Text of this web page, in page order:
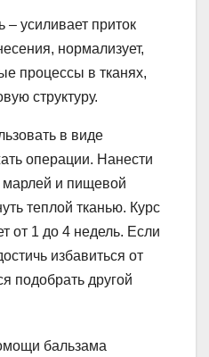
– усиливает приток
нормализует,
процессы в тканях,
структуру.
в виде
операции. Нанести
марлей и пищевой
теплой тканью. Курс
от 1 до 4 недель. Если
избавиться от
подобрать другой
бальзама